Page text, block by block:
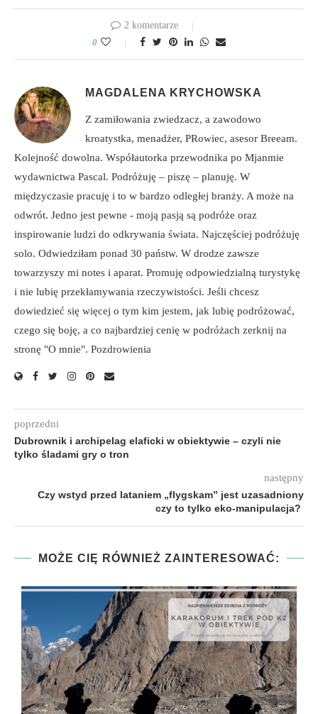
2 komentarze
0
MAGDALENA KRYCHOWSKA
Z zamiłowania zwiedzacz, a zawodowo
kroatystka, menadżer, PRowiec, asesor Breeam.
Kolejność dowolna. Współautorka przewodnika po Mjanmie
wydawnictwa Pascal. Podróżuję – piszę – planuję. W
międzyczasie pracuję i to w bardzo odległej branży. A może na
odwrót. Jedno jest pewne - moją pasją są podróże oraz
inspirowanie ludzi do odkrywania świata. Najczęściej podróżuję
solo. Odwiedziłam ponad 30 państw. W drodze zawsze
towarzyszy mi notes i aparat. Promuję odpowiedzialną turystykę
i nie lubię przekłamywania rzeczywistości. Jeśli chcesz
dowiedzieć się więcej o tym kim jestem, jak lubię podróżować,
czego się boję, a co najbardziej cenię w podróżach zerknij na
stronę "O mnie". Pozdrowienia
poprzedni
Dubrownik i archipelag elaficki w obiektywie – czyli nie
tylko śladami gry o tron
następny
Czy wstyd przed lataniem „flygskam” jest uzasadniony
czy to tylko eko-manipulacja?
MOŻE CIĘ RÓWNIEŻ ZAINTERESOWAĆ: